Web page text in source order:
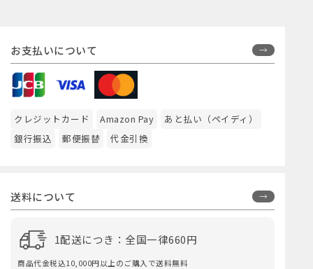
お支払いについて
クレジットカード Amazon Pay
あと払い（ペイディ）
銀行振込
郵便振替 代金引換
送料について
1配送につき：全国一律660円
商品代金税込10,000円以上のご購入で送料無料